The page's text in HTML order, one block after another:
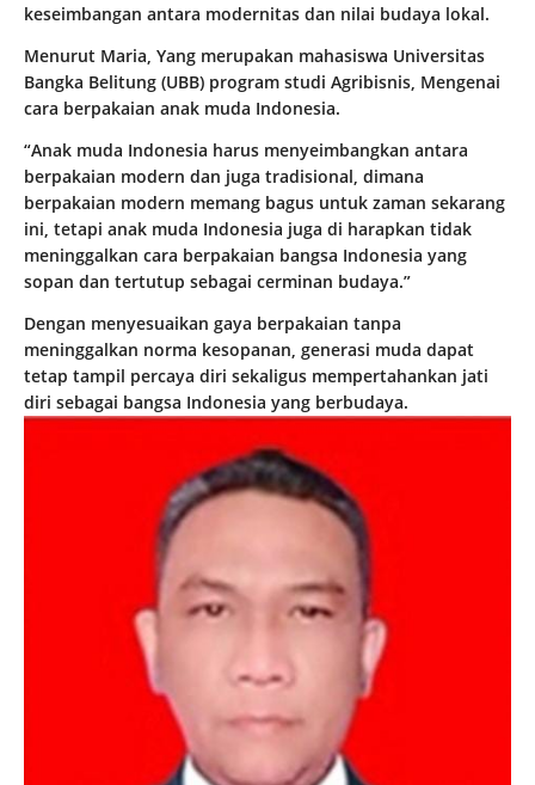
keseimbangan antara modernitas dan nilai budaya lokal.
Menurut Maria, Yang merupakan mahasiswa Universitas
Bangka Belitung (UBB) program studi Agribisnis, Mengenai
cara berpakaian anak muda Indonesia.
“Anak muda Indonesia harus menyeimbangkan antara
berpakaian modern dan juga tradisional, dimana
berpakaian modern memang bagus untuk zaman sekarang
ini, tetapi anak muda Indonesia juga di harapkan tidak
meninggalkan cara berpakaian bangsa Indonesia yang
sopan dan tertutup sebagai cerminan budaya.”
Dengan menyesuaikan gaya berpakaian tanpa
meninggalkan norma kesopanan, generasi muda dapat
tetap tampil percaya diri sekaligus mempertahankan jati
diri sebagai bangsa Indonesia yang berbudaya.